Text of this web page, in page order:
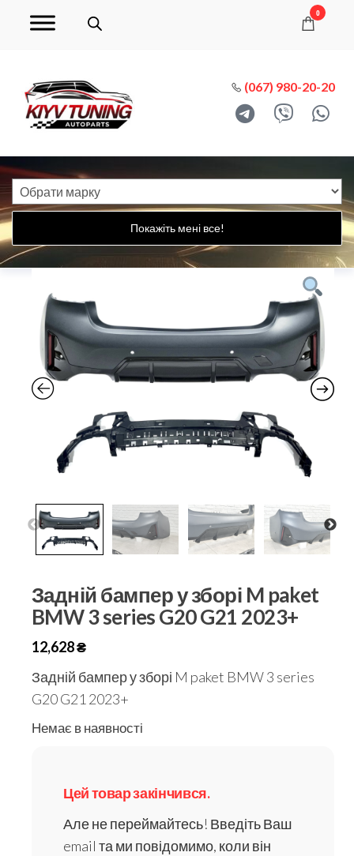
0
(067) 980-20-20
Покажіть мені все!
Задній бампер у зборі M paket
BMW 3 series G20 G21 2023+
12,628₴
Задній бампер у зборі M paket BMW 3 series
G20 G21 2023+
Немає в наявності
Цей товар закінчився.
Але не переймайтесь! Введіть Ваш
email та ми повідомимо, коли він